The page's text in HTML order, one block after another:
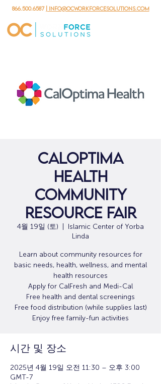
866.500.6587 | info@ocworkforcesolutions.com
CalOptima
Health
Community
Resource Fair
4월 19일 (토)
Islamic Center of Yorba
Linda
Learn about community resources for
basic needs, health, wellness, and mental
health resources
Apply for CalFresh and Medi-Cal
Free health and dental screenings
Free food distribution (while supplies last)
Enjoy free family-fun activities
시간 및 장소
2025년 4월 19일 오전 11:30 – 오후 3:00
GMT-7